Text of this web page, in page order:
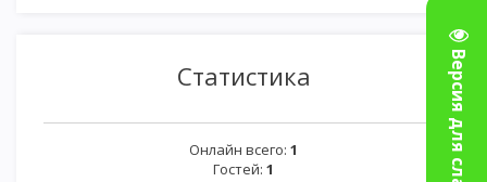
Статистика
Онлайн всего: 1
Гостей: 1